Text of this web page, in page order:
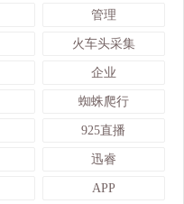
管理
火车头采集
企业
蜘蛛爬行
925直播
迅睿
APP